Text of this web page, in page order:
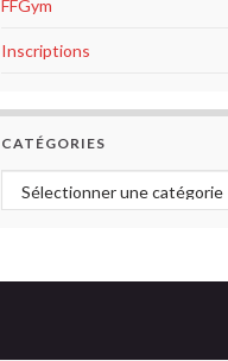
FFGym
Inscriptions
CATÉGORIES
Catégories